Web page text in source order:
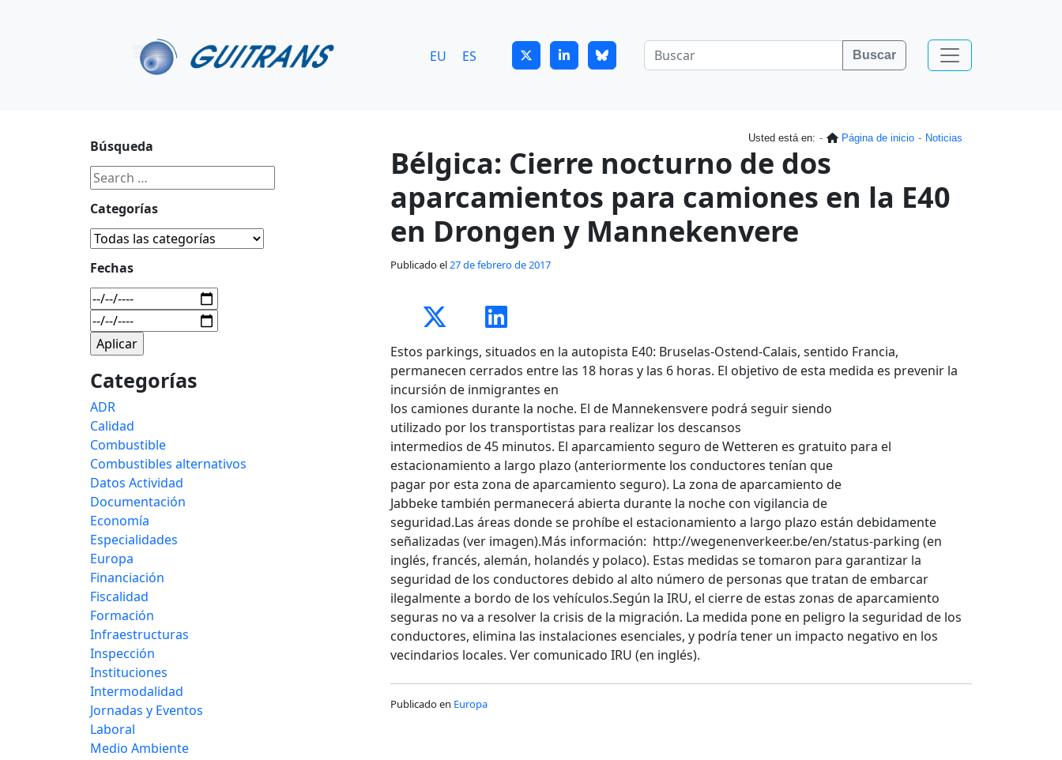
EU ES Buscar
Usted está en: Página de inicio Noticias
Bélgica: Cierre nocturno de dos
aparcamientos para camiones en la E40
en Drongen y Mannekenvere
Publicado el27 de febrero de 2017
Estos parkings, situados en la autopista E40: Bruselas-Ostend-Calais, sentido Francia,
permanecen cerrados entre las 18 horas y las 6 horas. El objetivo de esta medida es prevenir la
incursión de inmigrantes en
los camiones durante la noche. El de Mannekensvere podrá seguir siendo
utilizado por los transportistas para realizar los descansos
intermedios de 45 minutos. El aparcamiento seguro de Wetteren es gratuito para el
estacionamiento a largo plazo (anteriormente los conductores tenían que
pagar por esta zona de aparcamiento seguro). La zona de aparcamiento de
Jabbeke también permanecerá abierta durante la noche con vigilancia de
seguridad.Las áreas donde se prohíbe el estacionamiento a largo plazo están debidamente
señalizadas (ver imagen).Más información: http://wegenenverkeer.be/en/status-parking (en
inglés, francés, alemán, holandés y polaco). Estas medidas se tomaron para garantizar la
seguridad de los conductores debido al alto número de personas que tratan de embarcar
ilegalmente a bordo de los vehículos.Según la IRU, el cierre de estas zonas de aparcamiento
seguras no va a resolver la crisis de la migración. La medida pone en peligro la seguridad de los
conductores, elimina las instalaciones esenciales, y podría tener un impacto negativo en los
vecindarios locales. Ver comunicado IRU (en inglés).
Publicado en Europa
Búsqueda
Categorías
Fechas
Categorías
ADR
Calidad
Combustible
Combustibles alternativos
Datos Actividad
Documentación
Economía
Especialidades
Europa
Financiación
Fiscalidad
Formación
Infraestructuras
Inspección
Instituciones
Intermodalidad
Jornadas y Eventos
Laboral
Medio Ambiente